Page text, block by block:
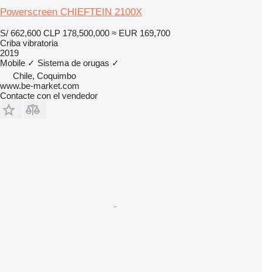
Powerscreen CHIEFTEIN 2100X
S/ 662,600 CLP 178,500,000 ≈ EUR 169,700
Criba vibratoria
2019
Mobile ✓ Sistema de orugas ✓
Chile, Coquimbo
www.be-market.com
Contacte con el vendedor